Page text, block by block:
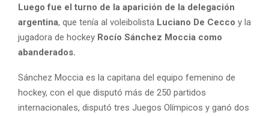
Luego fue el turno de la aparición de la delegación
argentina, que tenía al voleibolista Luciano De Cecco y la
jugadora de hockey Rocío Sánchez Moccia como
abanderados.
Sánchez Moccia es la capitana del equipo femenino de
hockey, con el que disputó más de 250 partidos
internacionales, disputó tres Juegos Olímpicos y ganó dos